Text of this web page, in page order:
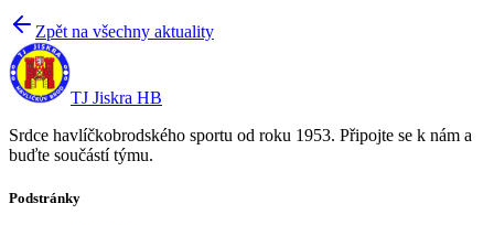
Zpět na všechny aktuality
TJ Jiskra HB
Srdce havlíčkobrodského sportu od roku 1953. Připojte se k nám a
buďte součástí týmu.
Podstránky